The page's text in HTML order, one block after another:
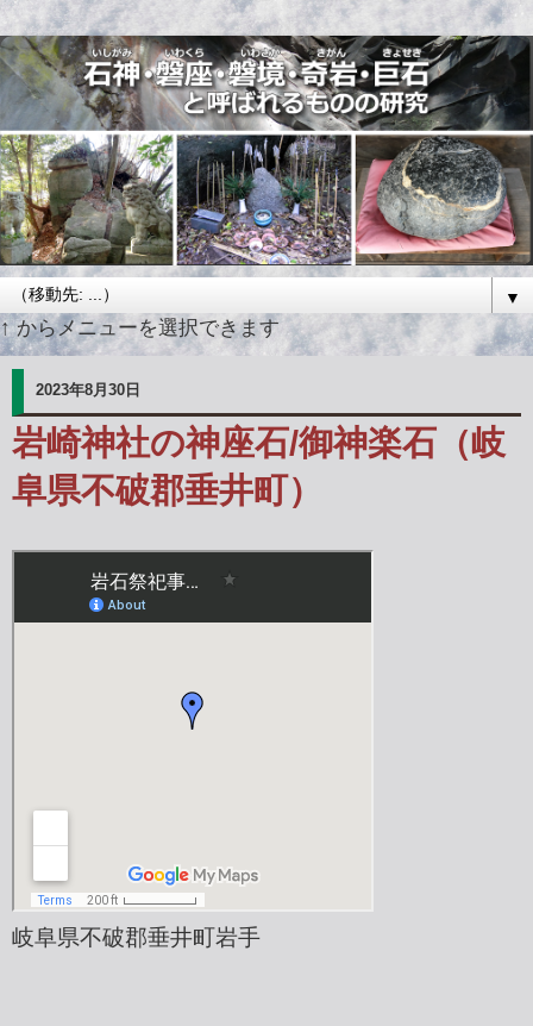
▼
↑ からメニューを選択できます
2023年8月30日
岩崎神社の神座石/御神楽石（岐
阜県不破郡垂井町）
岐阜県不破郡垂井町岩手